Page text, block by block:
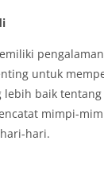
untuk
lebih baik
mimpi-
hari.